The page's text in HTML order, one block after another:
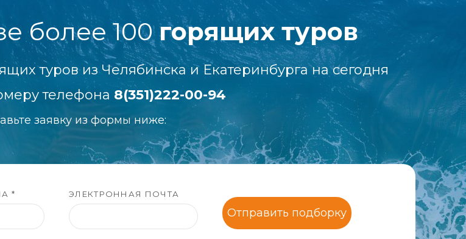
более 100горящих туров
туров из Челябинска и Екатеринбурга на сегодня
телефона 8(351)222-00-94
заявку из формы ниже:
* ЭЛЕКТРОННАЯ ПОЧТА
Отправить подборку